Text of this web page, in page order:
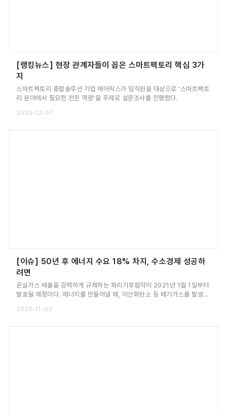
[랭킹뉴스] 현장 관계자들이 꼽은 스마트팩토리 핵심 3가
지
스마트팩토리 종합솔루션 기업 에어릭스가 임직원을 대상으로 ‘스마트팩토
리 분야에서 필요한 전문 역량’을 주제로 설문조사를 진행했다.
2020-12-07
[이슈] 50년 후 에너지 수요 18% 차지, 수소경제 성공하
려면
온실가스 배출을 강력하게 규제하는 파리기후협약이 2021년 1월 1일부터
발효될 예정이다. 에너지를 만들어낼 때, 이산화탄소 등 배기가스를 발생시
로 각광받고 있다.
2020-11-03